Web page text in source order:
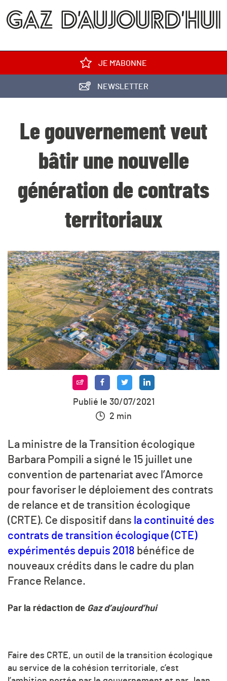
JE M'ABONNE
NEWSLETTER
Le gouvernement veut
bâtir une nouvelle
génération de contrats
territoriaux
Publié le 30/07/2021
2 min
La ministre de la Transition écologique
Barbara Pompili a signé le 15 juillet une
convention de partenariat avec l’Amorce
pour favoriser le déploiement des contrats
de relance et de transition écologique
(CRTE). Ce dispositif dans la continuité des
contrats de transition écologique (CTE)
expérimentés depuis 2018 bénéfice de
nouveaux crédits dans le cadre du plan
France Relance.
Par la rédaction de Gaz d’aujourd’hui
Faire des CRTE, un outil de la transition écologique
au service de la cohésion territoriale, c’est